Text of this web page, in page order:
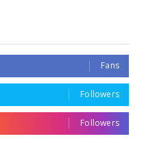
Fans
Followers
Followers